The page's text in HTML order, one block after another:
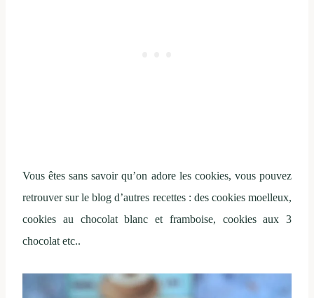
Vous êtes sans savoir qu’on adore les cookies, vous pouvez
retrouver sur le blog d’autres recettes : des cookies moelleux,
cookies au chocolat blanc et framboise, cookies aux 3
chocolat etc..